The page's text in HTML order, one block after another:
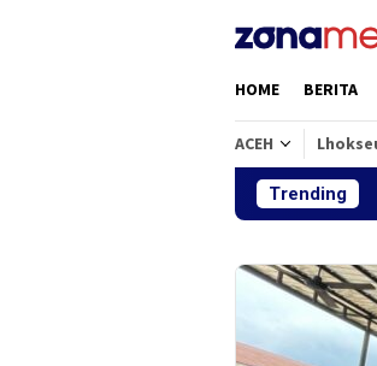
HOME BERITA
ACEH
Trending
“Peutrang